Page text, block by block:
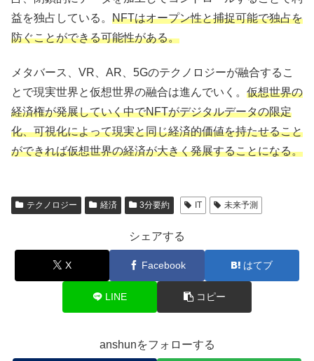
益を独占している。 NFTはオープン性と捕捉可能で独占を
防ぐことができる可能性がある。
メタバース、VR、AR、5Gのテクノロジーが融合するこ
とで現実世界と仮想世界の融合は進んでいく。 仮想世界の
経済権が発展していく中でNFTがデジタルデータの限定
化、可視化によって現実と同じ経済的価値を持たせること
ができれば仮想世界の経済が大きく発展することになる。
テクノロジー 経済 3分要約 IT 未来予測
シェアする
X Facebook はてブ
LINE コピー
anshunをフォローする